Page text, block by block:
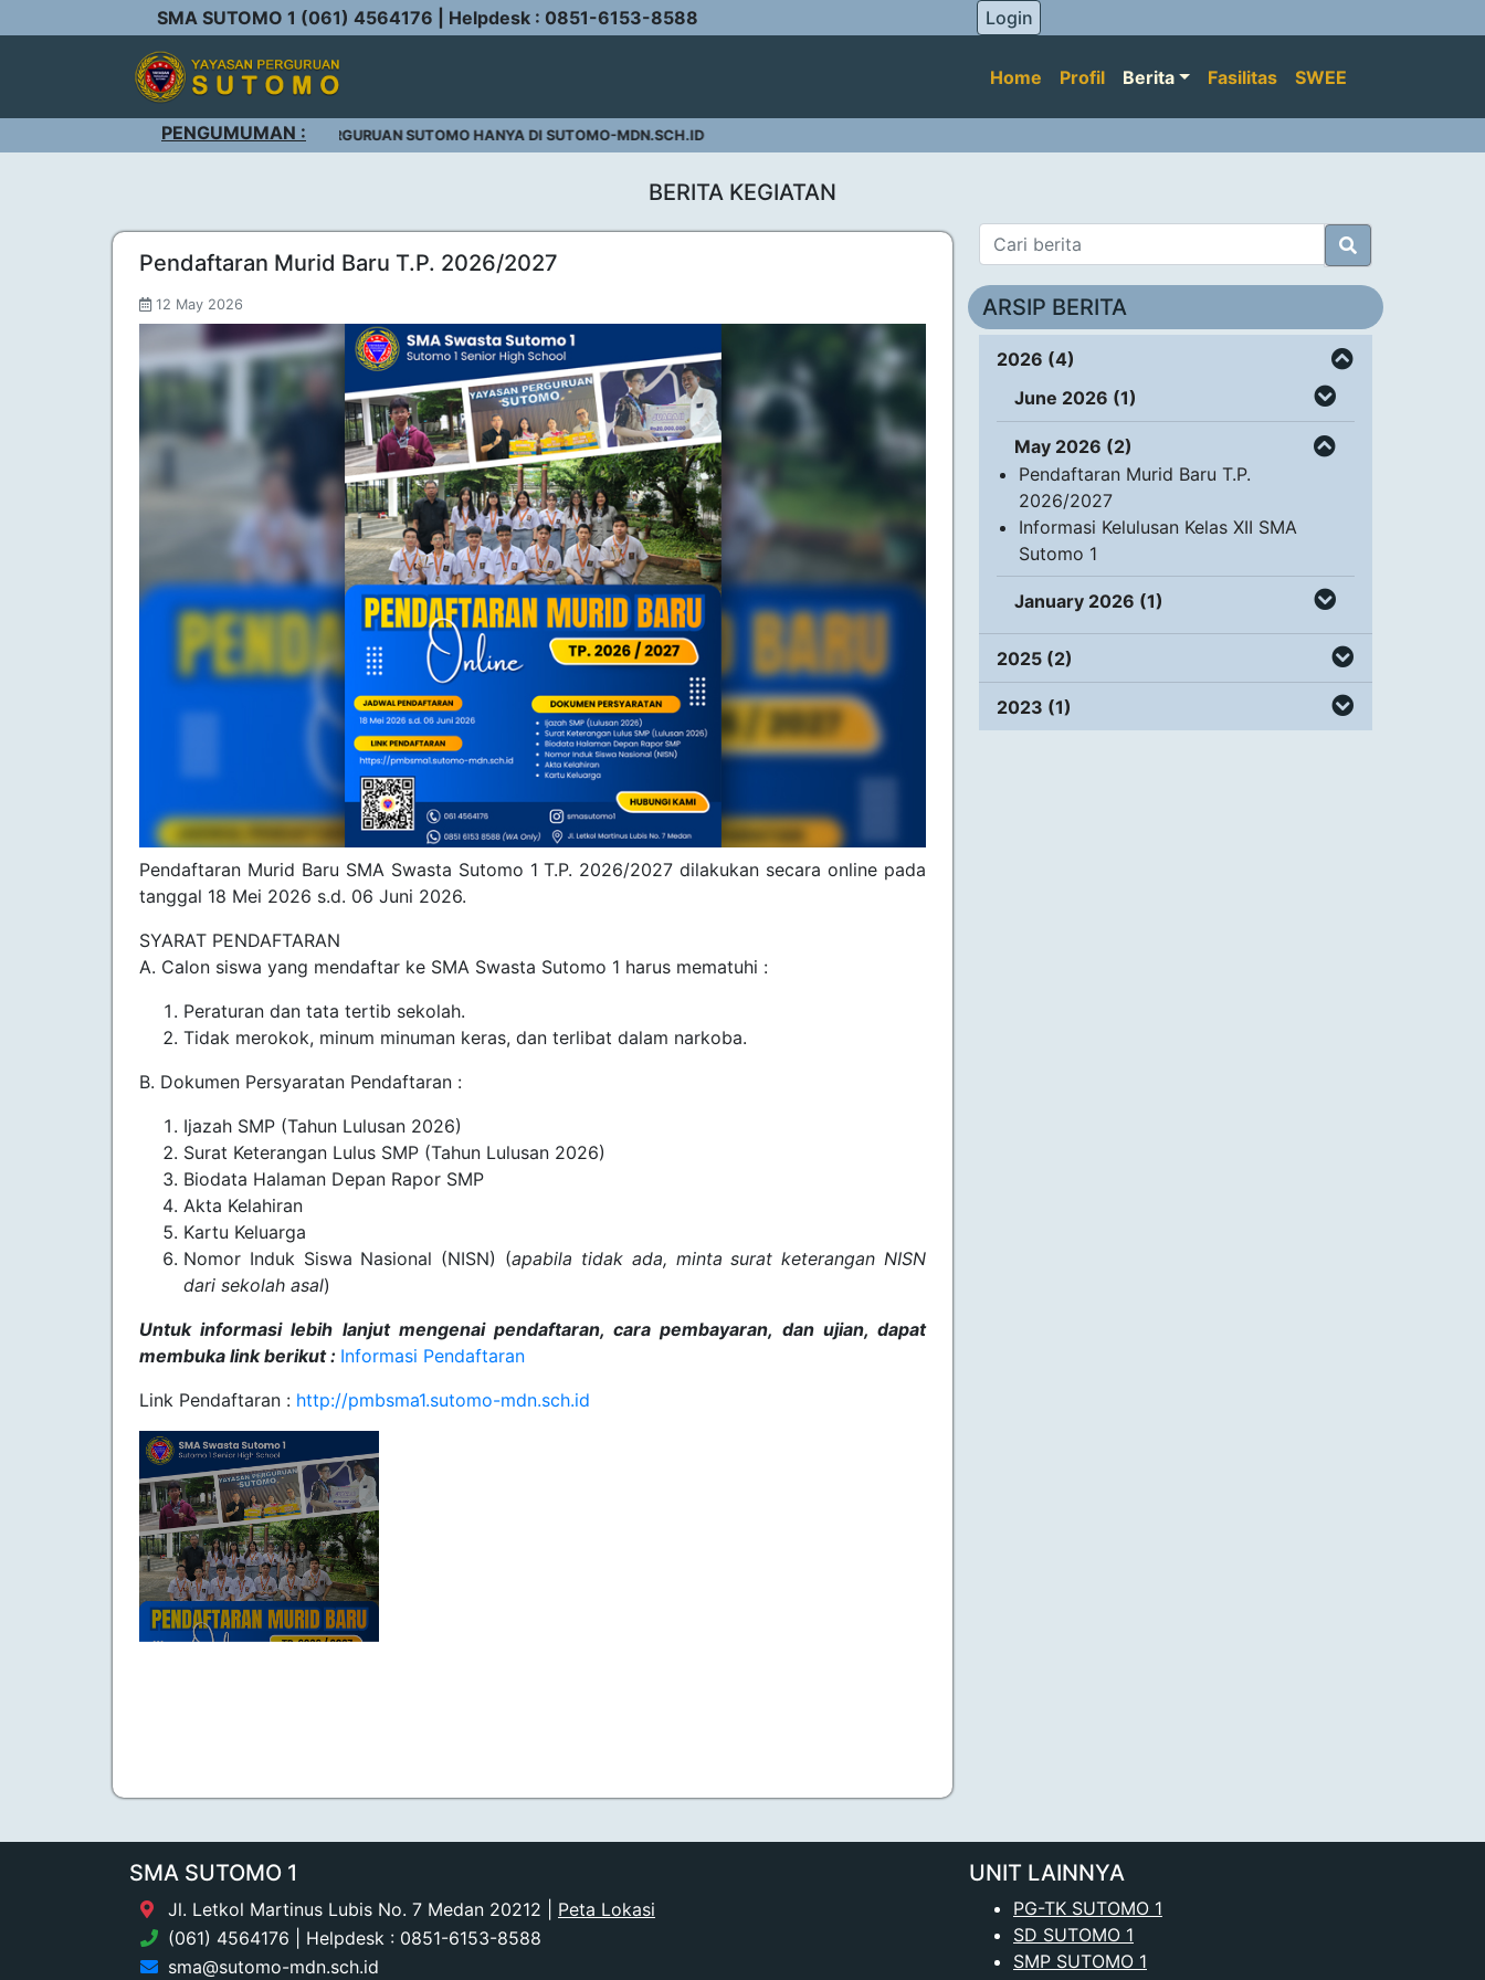
SMA SUTOMO 1 (061) 4564176 | Helpdesk : 0851-6153-8588 Login
Home Profil Berita Fasilitas SWEE
PENGUMUMAN :
: WEBSITE RESMI YAYASAN PERGURUAN SUTOMO HANYA DI SUTOMO-MDN.SCH.ID
BERITA KEGIATAN
Pendaftaran Murid Baru T.P. 2026/2027
12 May 2026
Pendaftaran Murid Baru SMA Swasta Sutomo 1 T.P. 2026/2027 dilakukan secara online pada
tanggal 18 Mei 2026 s.d. 06 Juni 2026.
SYARAT PENDAFTARAN
A. Calon siswa yang mendaftar ke SMA Swasta Sutomo 1 harus mematuhi :
Peraturan dan tata tertib sekolah.
Tidak merokok, minum minuman keras, dan terlibat dalam narkoba.
B. Dokumen Persyaratan Pendaftaran :
Ijazah SMP (Tahun Lulusan 2026)
Surat Keterangan Lulus SMP (Tahun Lulusan 2026)
Biodata Halaman Depan Rapor SMP
Akta Kelahiran
Kartu Keluarga
Nomor Induk Siswa Nasional (NISN) (apabila tidak ada, minta surat keterangan NISN
dari sekolah asal)
Untuk informasi lebih lanjut mengenai pendaftaran, cara pembayaran, dan ujian, dapat
membuka link berikut : Informasi Pendaftaran
Link Pendaftaran : http://pmbsma1.sutomo-mdn.sch.id
ARSIP BERITA
2026 (4)
June 2026 (1)
May 2026 (2)
Pendaftaran Murid Baru T.P.
2026/2027
Informasi Kelulusan Kelas XII SMA
Sutomo 1
January 2026 (1)
2025 (2)
2023 (1)
SMA SUTOMO 1
Jl. Letkol Martinus Lubis No. 7 Medan 20212 | Peta Lokasi
(061) 4564176 | Helpdesk : 0851-6153-8588
sma@sutomo-mdn.sch.id
UNIT LAINNYA
PG-TK SUTOMO 1
SD SUTOMO 1
SMP SUTOMO 1